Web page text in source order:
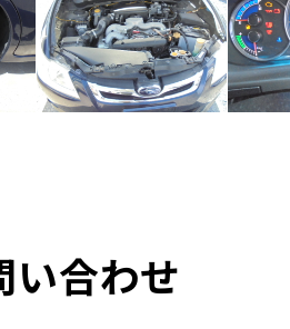
い合わせ